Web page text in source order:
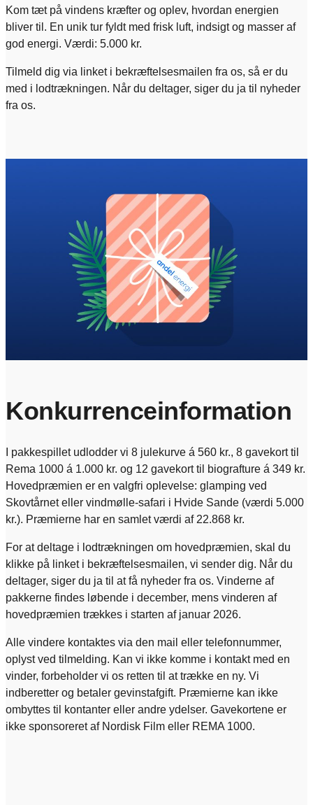
Kom tæt på vindens kræfter og oplev, hvordan energien
bliver til. En unik tur fyldt med frisk luft, indsigt og masser af
god energi. Værdi: 5.000 kr.
Tilmeld dig via linket i bekræftelsesmailen fra os, så er du
med i lodtrækningen. Når du deltager, siger du ja til nyheder
fra os.
Konkurrenceinformation
I pakkespillet udlodder vi 8 julekurve á 560 kr., 8 gavekort til
Rema 1000 á 1.000 kr. og 12 gavekort til biografture á 349 kr.
Hovedpræmien er en valgfri oplevelse: glamping ved
Skovtårnet eller vindmølle-safari i Hvide Sande (værdi 5.000
kr.). Præmierne har en samlet værdi af 22.868 kr.
For at deltage i lodtrækningen om hovedpræmien, skal du
klikke på linket i bekræftelsesmailen, vi sender dig. Når du
deltager, siger du ja til at få nyheder fra os. Vinderne af
pakkerne findes løbende i december, mens vinderen af
hovedpræmien trækkes i starten af januar 2026.
Alle vindere kontaktes via den mail eller telefonnummer,
oplyst ved tilmelding. Kan vi ikke komme i kontakt med en
vinder, forbeholder vi os retten til at trække en ny. Vi
indberetter og betaler gevinstafgift. Præmierne kan ikke
ombyttes til kontanter eller andre ydelser. Gavekortene er
ikke sponsoreret af Nordisk Film eller REMA 1000.